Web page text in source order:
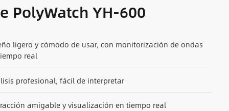
PolyWatch YH-600
ligero y cómodo de usar, con monitorización de ondas
real
profesional, fácil de interpretar
amigable y visualización en tiempo real